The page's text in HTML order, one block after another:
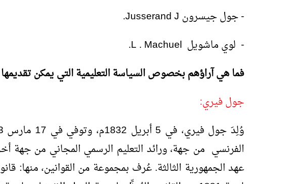
- جول جيسرونJusserand J
.
- لوي ماشويل L . Machuel
.
فما هي آراؤهم بخصوص السياسة التعليمية التي يمكن
جول فيري:
الفرنسي من جهة، ورائد التعليم الرسمي المجاني من جهة
عهد الجمهورية الثالثة. عُرف بمجموعة من القوانين، منها: